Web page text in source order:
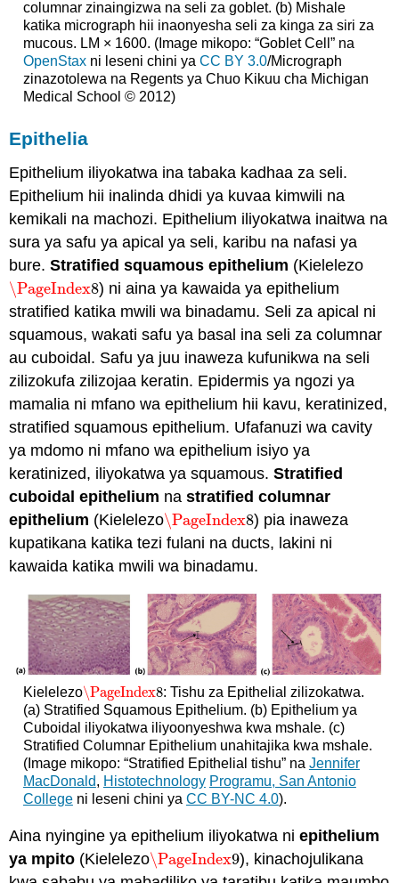
columnar zinaingizwa na seli za goblet. (b) Mishale
katika micrograph hii inaonyesha seli za kinga za siri za
mucous. LM × 1600. (Image mikopo: “Goblet Cell” na
OpenStaxni leseni chini ya CC BY 3.0/Micrograph
zinazotolewa na Regents ya Chuo Kikuu cha Michigan
Medical School © 2012)
Epithelia
Epithelium iliyokatwa ina tabaka kadhaa za seli.
Epithelium hii inalinda dhidi ya kuvaa kimwili na
kemikali na machozi. Epithelium iliyokatwa inaitwa na
sura ya safu ya apical ya seli, karibu na nafasi ya
bure.Stratified squamous epithelium (Kielelezo
\PageIndex8
\PageIndex8) ni aina ya kawaida ya epithelium
stratified katika mwili wa binadamu. Seli za apical ni
squamous, wakati safu ya basal ina seli za columnar
au cuboidal. Safu ya juu inaweza kufunikwa na seli
zilizokufa zilizojaa keratin. Epidermis ya ngozi ya
mamalia ni mfano wa epithelium hii kavu, keratinized,
stratified squamous epithelium. Ufafanuzi wa cavity
ya mdomo ni mfano wa epithelium isiyo ya
keratinized, iliyokatwa ya squamous.Stratified
cuboidal epithelium nastratified columnar
epithelium (Kielelezo\PageIndex8
\PageIndex8) pia inaweza
kupatikana katika tezi fulani na ducts, lakini ni
kawaida katika mwili wa binadamu.
Kielelezo\PageIndex8
\PageIndex8: Tishu za Epithelial zilizokatwa.
(a) Stratified Squamous Epithelium. (b) Epithelium ya
Cuboidal iliyokatwa iliyoonyeshwa kwa mshale. (c)
Stratified Columnar Epithelium unahitajika kwa mshale.
(Image mikopo: “Stratified Epithelial tishu” na Jennifer
MacDonald, Histotechnology Programu, San Antonio
Collegeni leseni chini ya CC BY-NC 4.0).
Aina nyingine ya epithelium iliyokatwa niepithelium
ya mpito (Kielelezo\PageIndex9
\PageIndex9), kinachojulikana